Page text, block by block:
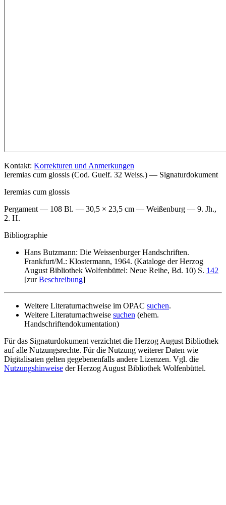
Kontakt: Korrekturen und Anmerkungen
Ieremias cum glossis (Cod. Guelf. 32 Weiss.) — Signaturdokument
Ieremias cum glossis
Pergament — 108 Bl. — 30,5 × 23,5 cm — Weißenburg — 9. Jh.,
2. H.
Bibliographie
Hans Butzmann: Die Weissenburger Handschriften.
Frankfurt/M.: Klostermann, 1964. (Kataloge der Herzog
August Bibliothek Wolfenbüttel: Neue Reihe, Bd. 10) S. 142
[zurBeschreibung]
Weitere Literaturnachweise im OPAC suchen.
Weitere Literaturnachweise suchen (ehem.
Handschriftendokumentation)
Für das Signaturdokument verzichtet die Herzog August Bibliothek
auf alle Nutzungsrechte. Für die Nutzung weiterer Daten wie
Digitalisaten gelten gegebenenfalls andere Lizenzen. Vgl. die
Nutzungshinweise der Herzog August Bibliothek Wolfenbüttel.